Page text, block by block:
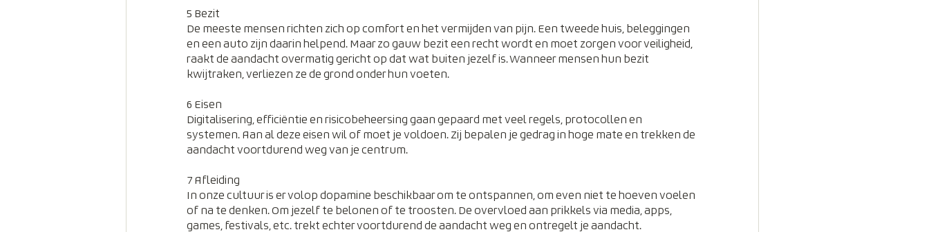
5 Bezit
De meeste mensen richten zich op comfort en het vermijden van pijn. Een tweede huis, beleggingen
en een auto zijn daarin helpend. Maar zo gauw bezit een recht wordt en moet zorgen voor veiligheid,
raakt de aandacht overmatig gericht op dat wat buiten jezelf is. Wanneer mensen hun bezit
kwijtraken, verliezen ze de grond onder hun voeten.
6 Eisen
Digitalisering, efficiëntie en risicobeheersing gaan gepaard met veel regels, protocollen en
systemen. Aan al deze eisen wil of moet je voldoen. Zij bepalen je gedrag in hoge mate en trekken de
aandacht voortdurend weg van je centrum.
7 Afleiding
In onze cultuur is er volop dopamine beschikbaar om te ontspannen, om even niet te hoeven voelen
of na te denken. Om jezelf te belonen of te troosten. De overvloed aan prikkels via media, apps,
games, festivals, etc. trekt echter voortdurend de aandacht weg en ontregelt je aandacht.